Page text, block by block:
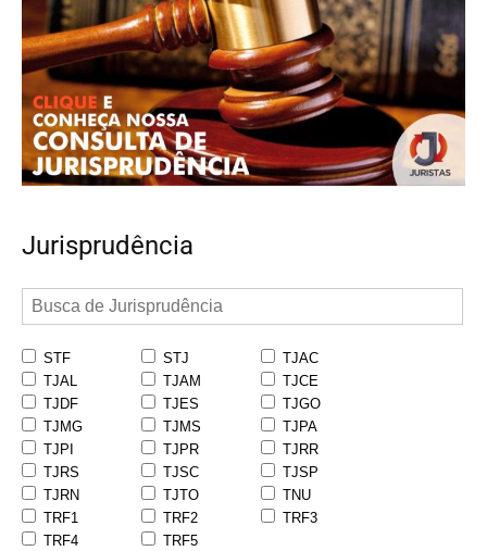
Jurisprudência
STF STJ
TJAC
TJAL
TJAM
TJCE
TJDF
TJES
TJGO
TJMG
TJMS
TJPA
TJPI
TJPR
TJRR
TJRS
TJSC
TJSP
TJRN
TJTO
TNU
TRF1
TRF2
TRF3
TRF4
TRF5